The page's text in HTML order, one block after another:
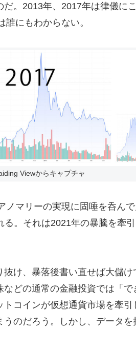
。2013年、2017年は律儀に
にもわからない。
Viewからキャプチャ
マリーの実現に固唾を呑ん
。それは2021年の暴騰を牽
け、暴落後書い直せば大儲け
どの通常の金融投資では「で
コインが仮想通貨市場を牽引
のだろう。しかし、データ